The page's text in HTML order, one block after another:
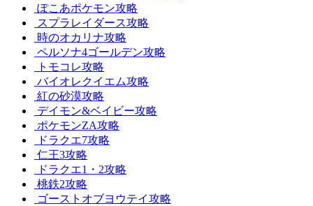
ぽこあポケモン攻略
スプラレイダース攻略
時のオカリナ攻略
ペルソナ4ゴールデン攻略
トモコレ攻略
バイオレクイエム攻略
紅の砂漠攻略
デイモン&ベイビー攻略
ポケモンZA攻略
ドラクエ7攻略
仁王3攻略
ドラクエ1・2攻略
桃鉄2攻略
ゴーストオブヨウテイ攻略